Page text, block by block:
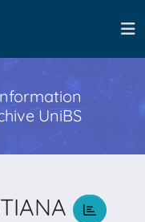
UniBS